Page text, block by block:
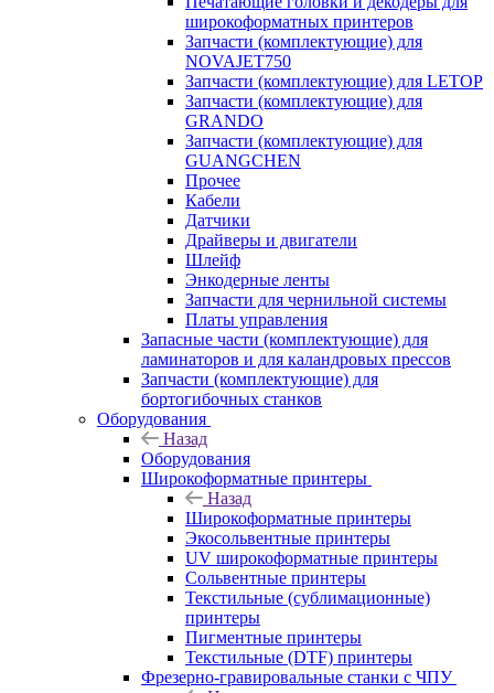
широкоформатных принтеров
Запчасти (комплектующие) для
NOVAJET750
Запчасти (комплектующие) для LETOP
Запчасти (комплектующие) для
GRANDO
Запчасти (комплектующие) для
GUANGCHEN
Прочее
Кабели
Датчики
Драйверы и двигатели
Шлейф
Энкодерные ленты
Запчасти для чернильной системы
Платы управления
Запасные части (комплектующие) для
ламинаторов и для каландровых прессов
Запчасти (комплектующие) для
бортогибочных станков
Оборудования
Назад
Оборудования
Широкоформатные принтеры
Назад
Широкоформатные принтеры
Экосольвентные принтеры
UV широкоформатные принтеры
Сольвентные принтеры
Текстильные (сублимационные)
принтеры
Пигментные принтеры
Текстильные (DTF) принтеры
Фрезерно-гравировальные станки с ЧПУ